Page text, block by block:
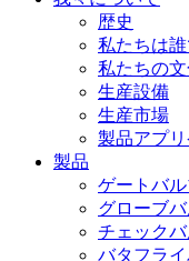
歴史
私たちは
私たちの
生産設備
生産市場
製品アプ
製品
ゲートバ
グローブ
チェック
バタフラ